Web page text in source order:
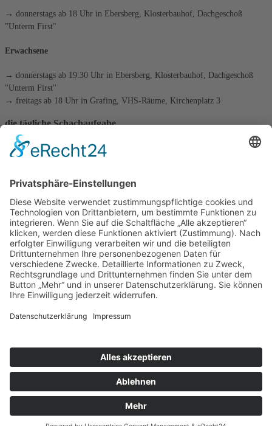
→ donnerstags ab 18 Uhr in Ebersberg, Klosterbauhof, Dachgeschoß
"Unterm First"
Erwachsene
→ donnerstags ab 19:30 Uhr in Ebersberg, Klosterbauhof, Dachgeschoß
"Unterm First"
→ freitags ab 18 Uhr in Grafing, VHS-Räume, Kirchenplatz 3
die tägliche Schachaufgabe
Kategorien
Archiv
Archiv
Beitragsnavigation
Vorheriger Beitrag
Schachunion Ebersberg-Grafing verliert mit
3,5:4,5 bei Bayerwald Regen
Nächster Beitrag
Regionalliga Südost: Bittere 4,5:3,5 Niederlage
Datenschutzerklärung
Beiträge abonnieren (RSS)
RSS)